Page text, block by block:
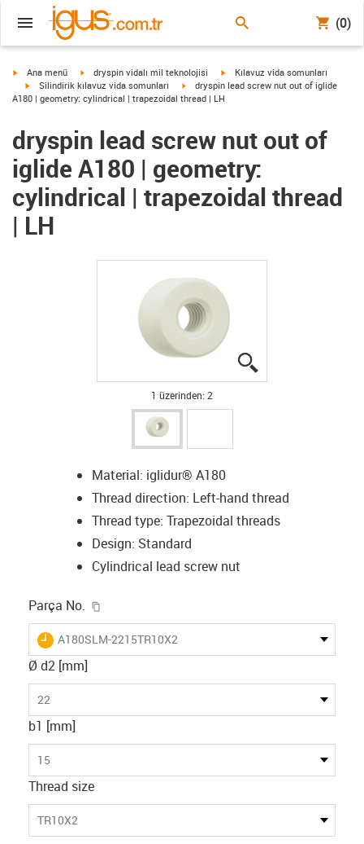
(0)
igus-icon-arrow-right
Ana menü igus-icon-arrow-right
dryspin vidalı mil teknolojisi igus-icon-arrow-right
Kılavuz vida somunları
igus-icon-arrow-right
Silindirik kılavuz vida somunları igus-icon-arrow-right
dryspin lead screw nut out of iglide
A180 | geometry: cylindrical | trapezoidal thread | LH
dryspin lead screw nut out of
iglide A180 | geometry:
cylindrical | trapezoidal thread
| LH
1 üzerinden: 2
Material: iglidur® A180
Thread direction: Left-hand thread
Thread type: Trapezoidal threads
Design: Standard
Cylindrical lead screw nut
Parça No.
igus-icon-lieferzeit
A180SLM-2215TR10X2
Ø d2 [mm]
22
b1 [mm]
15
Thread size
TR10X2